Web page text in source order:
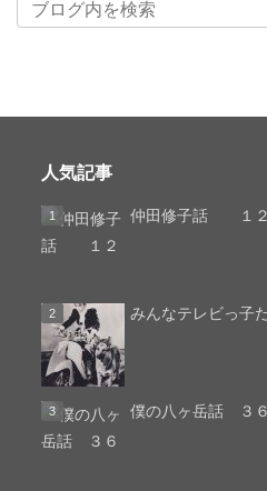
人気記事
仲田修子話 １２
みんなテレビ
僕の八ヶ岳話 ３６